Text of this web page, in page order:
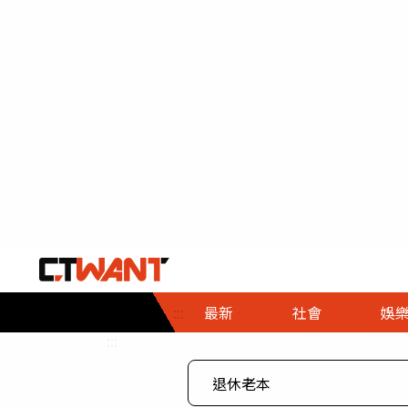
::: 最新 社會
社會首頁
時事
娛樂
娛樂首頁
即時
專題
財經首頁
熱線
３Ｃ
政